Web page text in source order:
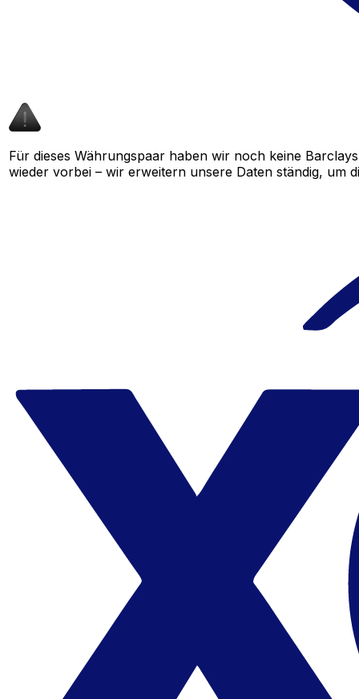
Für dieses Währungspaar haben wir noch keine
wieder vorbei – wir erweitern unsere Daten ständig, um